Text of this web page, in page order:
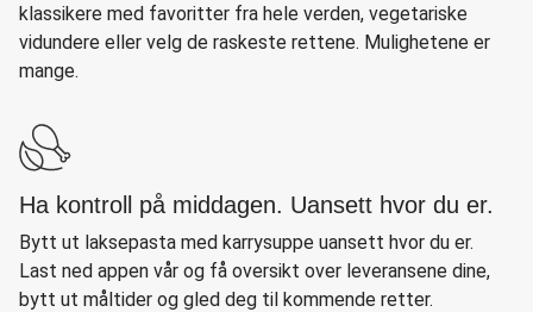
klassikere med favoritter fra hele verden, vegetariske
vidundere eller velg de raskeste rettene. Mulighetene er
mange.
Ha kontroll på middagen. Uansett hvor du er.
Bytt ut laksepasta med karrysuppe uansett hvor du er.
Last ned appen vår og få oversikt over leveransene dine,
bytt ut måltider og gled deg til kommende retter.